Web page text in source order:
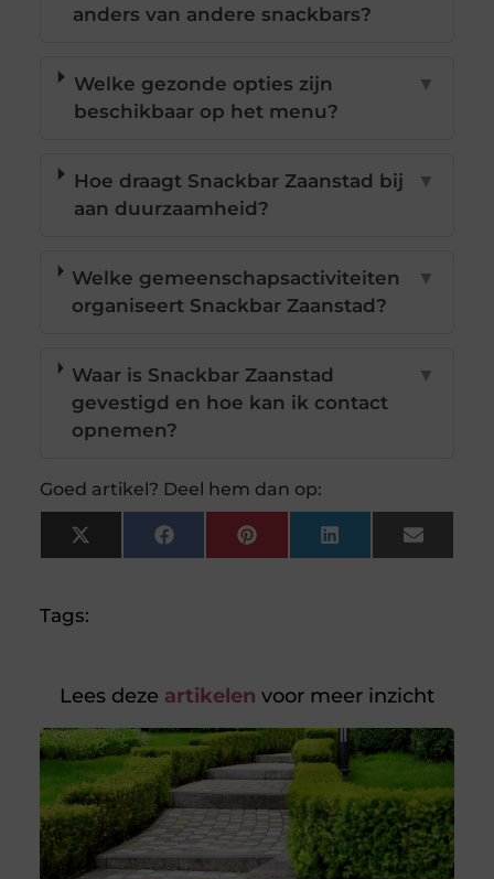
anders van andere snackbars?
Welke gezonde opties zijn
beschikbaar op het menu?
▼
Hoe draagt Snackbar Zaanstad bij
aan duurzaamheid?
▼
Welke gemeenschapsactiviteiten
organiseert Snackbar Zaanstad?
▼
Waar is Snackbar Zaanstad
gevestigd en hoe kan ik contact
opnemen?
▼
Goed artikel? Deel hem dan op:
X
(Twitter)
FacebookPinterestLinkedInEmail
Tags:
Lees deze artikelen voor meer inzicht